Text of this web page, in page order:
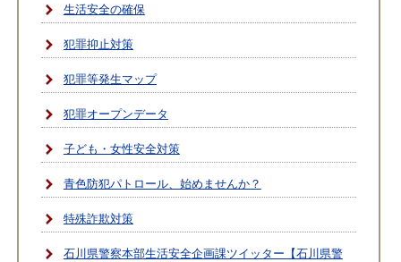
生活安全の確保
犯罪抑止対策
犯罪等発生マップ
犯罪オープンデータ
子ども・女性安全対策
青色防犯パトロール、始めませんか？
特殊詐欺対策
石川県警察本部生活安全企画課ツイッター【石川県警